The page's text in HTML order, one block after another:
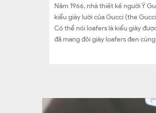
Năm 1966, nhà thiết kế người Ý
kiểu giày lười của Gucci (the
Có thể nói loafers là kiểu giày
đã mang đôi giày loafers đen